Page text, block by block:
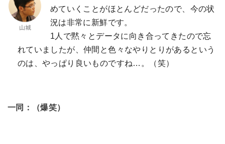
めていくことがほとんどだったので、今の状
況は非常に新鮮です。
1人で黙々とデータに向き合ってきたので忘
れていましたが、仲間と色々なやりとりがあるという
のは、やっぱり良いものですね…。（笑）
一同：（爆笑）